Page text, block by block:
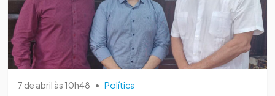
7 de abril às 10h48 • Política